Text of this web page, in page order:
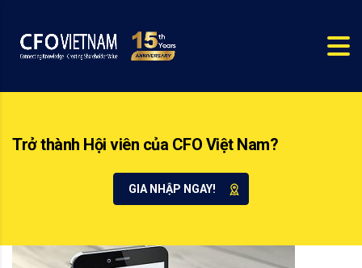
Trở thành Hội viên của CFO Việt Nam?
GIA NHẬP NGAY!